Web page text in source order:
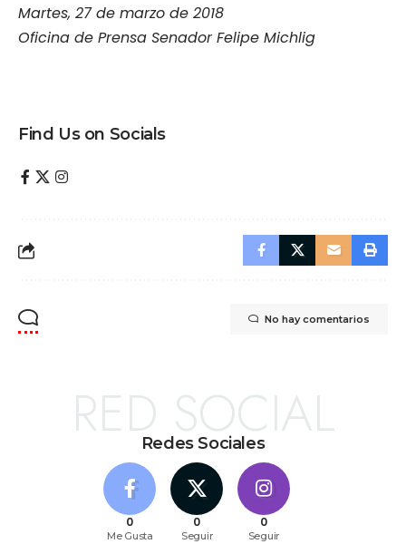
Martes, 27 de marzo de 2018
Oficina de Prensa Senador Felipe Michlig
Find Us on Socials
No hay comentarios
Redes Sociales
RED SOCIAL
0
Me Gusta
0
Seguir
0
Seguir